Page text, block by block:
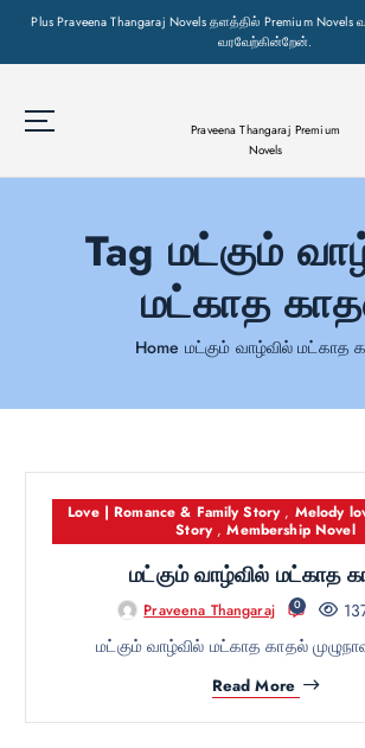
Plus Praveena Thangaraj Novels தளத்தில் Premium
வரவேற்கின்றேன்.
t
t
Praveena Thangaraj Premium
Novels
Tag மட்கும்
மட்காத
Home மட்கும் வாழ்வில் மட்காத
Love | Romance & Family Story, Melody
Story,Membership Novel
மட்கும் வாழ்வில் மட்காத
Praveena Thangaraj 0
மட்கும் வாழ்வில் மட்காத காதல்
Read More